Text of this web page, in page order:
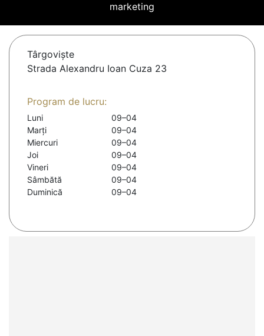
marketing
Târgovişte
Strada Alexandru Ioan Cuza 23
Program de lucru:
Luni
09–04
Marți
09–04
Miercuri
09–04
Joi
09–04
Vineri
09–04
Sâmbătă
09–04
Duminică
09–04